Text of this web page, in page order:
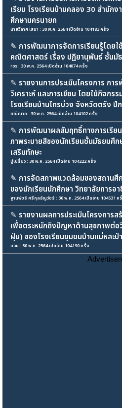
เรียน โรงเรียนบ้านคลอง 30 สำนัก
ศึกษานครนายก
นายวิลาศ เสมา : 30 พ.ค. 2564 เปิดอ่าน 104183 ครั้ง
✎ การพัฒนาการจัดการเรียนรู้โดย
คณิตศาสตร์ เรื่อง ปฏิยานุพันธ์ ชั้นมั
ros : 30 พ.ค. 2564 เปิดอ่าน 104074 ครั้ง
✎ รายงานการประเมินโครงการ ก
วิเคราะห์ และการเขียน โดยใช้กิจก
โรงเรียนบ้านไทรบ่วง จังหวัดตรัง ปี
ศณีณาถ : 30 พ.ค. 2564 เปิดอ่าน 104102 ครั้ง
✎ การพัฒนาผลสัมฤทธิ์ทางการเรีย
ภาพระบายสีของนักเรียนชั้นมัธยมศึ
เสริมทักษะ
ปูเปรี้ยว : 30 พ.ค. 2564 เปิดอ่าน 104222 ครั้ง
✎ การจัดสภาพแวดล้อมของสถานศึ
ของนักเรียนนักศึกษา วิทยาลัยการอ
ฐานพัชร์ ศรีกุลธัญวัชร์ : 30 พ.ค. 2564 เปิดอ่าน 104531 ค
✎ รายงานผลการประเมินโครงการส
เพื่อตระหนักถึงปัญหาด้านสุขภาพต่
ฝุ่น) ของโรงเรียนชุมชนบ้านแม่หละป่า
บอม : 30 พ.ค. 2564 เปิดอ่าน 104190 ครั้ง